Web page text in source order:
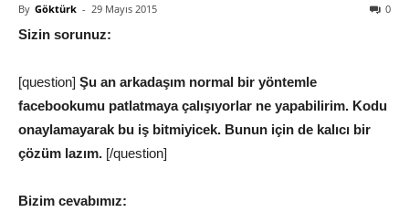
By Göktürk - 29 Mayıs 2015 0
Sizin sorunuz:
[question] Şu an arkadaşım normal bir yöntemle
facebookumu patlatmaya çalışıyorlar ne yapabilirim. Kodu
onaylamayarak bu iş bitmiyicek. Bunun için de kalıcı bir
çözüm lazım. [/question]
Bizim cevabımız: